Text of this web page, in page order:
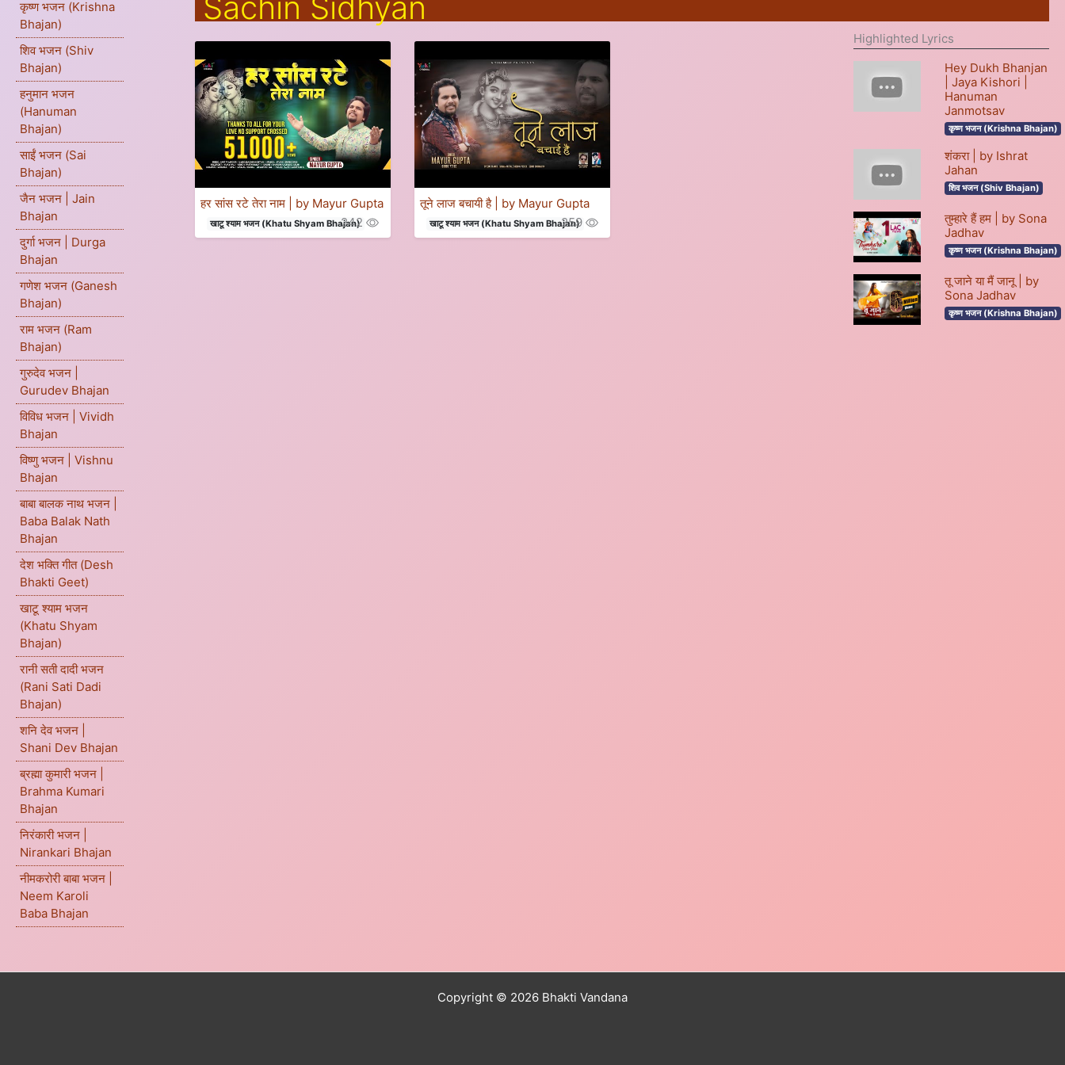
कृष्ण भजन (Krishna
Bhajan)
शिव भजन (Shiv
Bhajan)
हनुमान भजन
(Hanuman
Bhajan)
साईं भजन (Sai
Bhajan)
जैन भजन | Jain
Bhajan
दुर्गा भजन | Durga
Bhajan
गणेश भजन (Ganesh
Bhajan)
राम भजन (Ram
Bhajan)
गुरुदेव भजन |
Gurudev Bhajan
विविध भजन | Vividh
Bhajan
विष्णु भजन | Vishnu
Bhajan
बाबा बालक नाथ भजन |
Baba Balak Nath
Bhajan
देश भक्ति गीत (Desh
Bhakti Geet)
खाटू श्याम भजन
(Khatu Shyam
Bhajan)
रानी सती दादी भजन
(Rani Sati Dadi
Bhajan)
शनि देव भजन |
Shani Dev Bhajan
ब्रह्मा कुमारी भजन |
Brahma Kumari
Bhajan
निरंकारी भजन |
Nirankari Bhajan
नीमकरोरी बाबा भजन |
Neem Karoli
Baba Bhajan
हर सांस रटे तेरा नाम | by Mayur Gupta
खाटू श्याम भजन (Khatu Shyam Bhajan)
242
तूने लाज बचायी है | by Mayur Gupta
खाटू श्याम भजन (Khatu Shyam Bhajan)
259
Highlighted Lyrics
Hey Dukh Bhanjan
| Jaya Kishori |
Hanuman
Janmotsav
कृष्ण भजन (Krishna Bhajan)
शंकरा | by Ishrat
Jahan
शिव भजन (Shiv Bhajan)
तुम्हारे हैं हम | by Sona
Jadhav
कृष्ण भजन (Krishna Bhajan)
तू जाने या मैं जानू | by
Sona Jadhav
कृष्ण भजन (Krishna Bhajan)
Copyright © 2026 Bhakti Vandana